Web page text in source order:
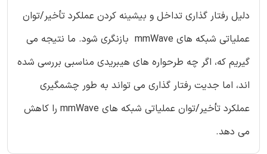
دلیل رفتار گذاری تداخل و بیشینه کردن عملکرد تأخیر/توان
عملیاتی شبکه های mmWave بازنگری شود. ما نتیجه می
گیریم که، اگر چه طرحواره های هیبریدی مناسبی بررسی شده
اند، اما جدیت رفتار گذاری می تواند به طور چشمگیری
عملکرد تأخیر/توان عملیاتی شبکه های mmWave را کاهش
می دهد.